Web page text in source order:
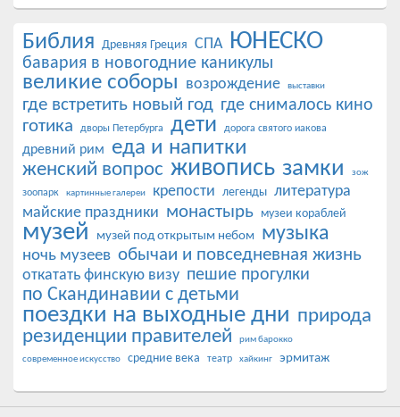
Библия Древняя Греция СПА ЮНЕСКО
бавария в новогодние каникулы
великие соборы возрождение выставки
где встретить новый год где снималось кино
готика дворы Петербурга дети дорога святого иакова
древний рим еда и напитки
женский вопрос живопись замки зож
зоопарк картинные галереи крепости легенды литература
майские праздники монастырь музеи кораблей
музей музей под открытым небом музыка
ночь музеев обычаи и повседневная жизнь
откатать финскую визу пешие прогулки
по Скандинавии с детьми
поездки на выходные дни природа
резиденции правителей
рим барокко
современное искусство
средние века театр хайкинг эрмитаж